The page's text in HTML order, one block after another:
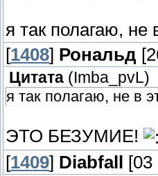
я так полагаю, не
[1408] Рональд
Цитата ( Imba_pvL)
я так полагаю, не в
ЭТО БЕЗУМИЕ!
[1409] Diabfall